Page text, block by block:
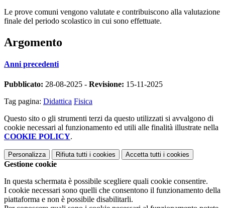
Le prove comuni vengono valutate e contribuiscono alla valutazione
finale del periodo scolastico in cui sono effettuate.
Argomento
Anni precedenti
Pubblicato: 28-08-2025 - Revisione: 15-11-2025
Tag pagina: Didattica Fisica
Questo sito o gli strumenti terzi da questo utilizzati si avvalgono di
cookie necessari al funzionamento ed utili alle finalità illustrate nella
COOKIE POLICY.
Personalizza Rifiuta tutti i cookies Accetta tutti i cookies
Gestione cookie
In questa schermata è possibile scegliere quali cookie consentire.
I cookie necessari sono quelli che consentono il funzionamento della
piattaforma e non è possibile disabilitarli.